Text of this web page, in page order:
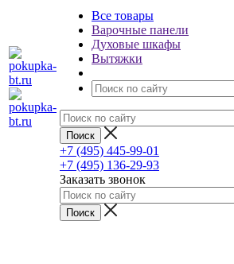
Все товары
Варочные панели
Духовые шкафы
Вытяжки
+7 (495) 445-99-01
+7 (495) 136-29-93
Заказать звонок